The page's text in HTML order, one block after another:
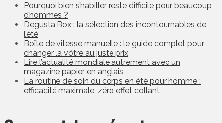
Pourquoi bien s’habiller reste difficile pour beaucoup
d’hommes ?
Degusta Box : la sélection des incontournables de
l’été
Boîte de vitesse manuelle : le guide complet pour
changer la vôtre au juste prix
Lire l’actualité mondiale autrement avec un
magazine papier en anglais
La routine de soin du corps en été pour homme :
efficacité maximale, zéro effet collant